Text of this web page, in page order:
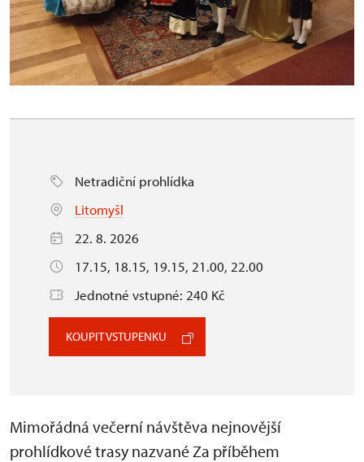
Netradiční prohlídka
Litomyšl
22. 8. 2026
17.15, 18.15, 19.15, 21.00, 22.00
Jednotné vstupné: 240 Kč
KOUPIT VSTUPENKU
Mimořádná večerní návštěva nejnovější
prohlídkové trasy nazvané Za příběhem